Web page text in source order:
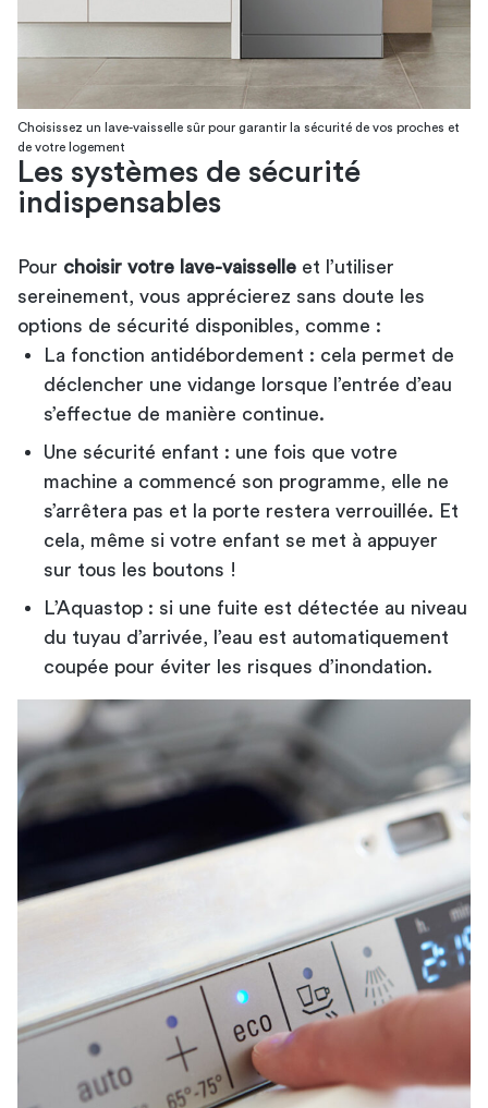
Choisissez un lave-vaisselle sûr pour garantir la sécurité de vos proches et
de votre logement
Les systèmes de sécurité
indispensables
Pour choisir votre lave-vaisselle et l’utiliser
sereinement, vous apprécierez sans doute les
options de sécurité disponibles, comme :
La fonction antidébordement : cela permet de
déclencher une vidange lorsque l’entrée d’eau
s’effectue de manière continue.
Une sécurité enfant : une fois que votre
machine a commencé son programme, elle ne
s’arrêtera pas et la porte restera verrouillée. Et
cela, même si votre enfant se met à appuyer
sur tous les boutons !
L’Aquastop : si une fuite est détectée au niveau
du tuyau d’arrivée, l’eau est automatiquement
coupée pour éviter les risques d’inondation.